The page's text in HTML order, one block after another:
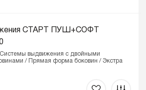
СТАРТ ПУШ+СОФТ
Системы выдвижения с двойными
/ Прямая форма боковин / Экстра